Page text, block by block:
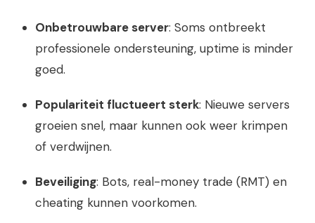
Onbetrouwbare server: Soms ontbreekt
professionele ondersteuning, uptime is minder
goed.
Populariteit fluctueert sterk: Nieuwe servers
groeien snel, maar kunnen ook weer krimpen
of verdwijnen.
Beveiliging: Bots, real-money trade (RMT) en
cheating kunnen voorkomen.